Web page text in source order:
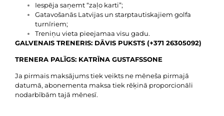
Iespēja saņemt “zaļo karti”;
Gatavošanās Latvijas un starptautiskajiem golfa
turnīriem;
Treniņu vieta pieejamaa visu gadu.
GALVENAIS TRENERIS: DĀVIS PUKSTS (+371 26305092)
TRENERA PALĪGS: KATRĪNA GUSTAFSSONE
Ja pirmais maksājums tiek veikts ne mēneša pirmajā
datumā, abonementa maksa tiek rēķinā proporcionāli
nodarbībām tajā mēnesī.